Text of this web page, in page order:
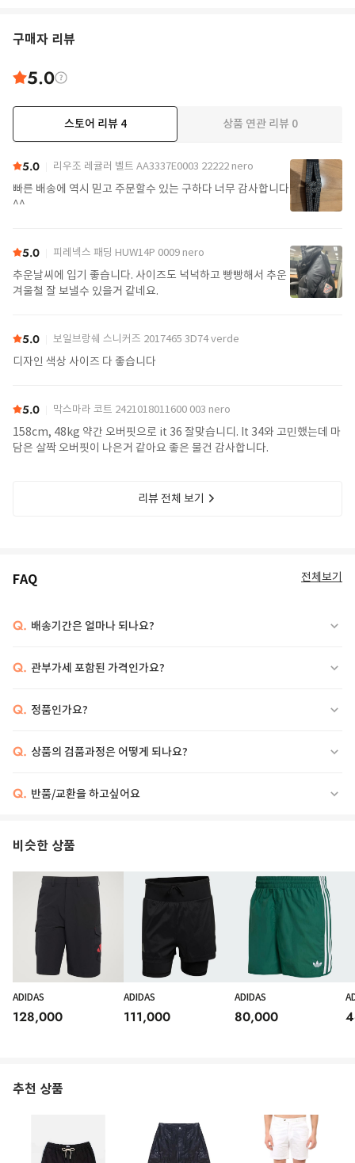
구매자 리뷰
5.0
스토어 리뷰 4 상품 연관 리뷰 0
5.0 리우조 레귤러 벨트 AA3337E0003 22222 nero
빠른 배송에 역시 믿고 주문할수 있는 구하다 너무 감사합니다
^^
5.0 피레넥스 패딩 HUW14P 0009 nero
추운날씨에 입기 좋습니다. 사이즈도 넉넉하고 빵빵해서 추운
겨울철 잘 보낼수 있을거 같네요.
5.0 보일브랑쉐 스니커즈 2017465 3D74 verde
디자인 색상 사이즈 다 좋습니다
5.0 막스마라 코트 2421018011600 003 nero
158cm, 48kg 약간 오버핏으로 it 36 잘맞습니디. It 34와 고민했는데 마
담은 살짝 오버핏이 나은거 같아요 좋은 물건 감사합니다.
리뷰 전체 보기
FAQ 전체보기
Q. 배송기간은 얼마나 되나요?
Q. 관부가세 포함된 가격인가요?
Q. 정품인가요?
Q. 상품의 검품과정은 어떻게 되나요?
Q. 반품/교환을 하고싶어요
비슷한 상품
ADIDAS
128,000
ADIDAS
111,000
ADIDAS
80,000
추천 상품